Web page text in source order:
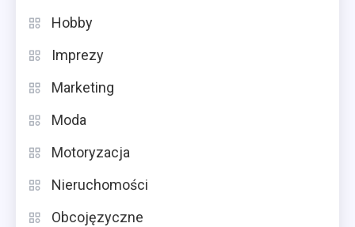
Hobby
Imprezy
Marketing
Moda
Motoryzacja
Nieruchomości
Obcojęzyczne